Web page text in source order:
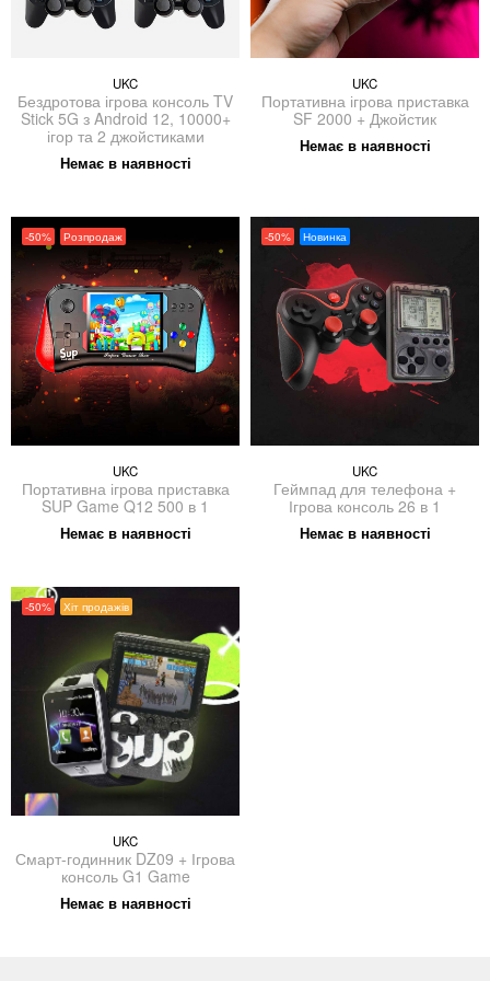
UKC
Бездротова ігрова консоль TV
Stick 5G з Android 12, 10000+
ігор та 2 джойстиками
Немає в наявності
UKC
Портативна ігрова приставка
SF 2000‌ + Джойстик
Немає в наявності
-50% Розпродаж
UKC
Портативна ігрова приставка
SUP Game Q12 500 в 1
Немає в наявності
-50% Новинка
UKC
Геймпад для телефона +
Ігрова консоль 26 в 1
Немає в наявності
-50% Хіт продажів
UKC
Смарт-годинник DZ09 + Ігрова
консоль G1 Game
Немає в наявності